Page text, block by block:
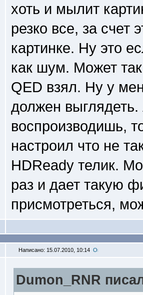
хоть и мылит
резко все, за счет
картинке. Ну это
как шум. Может
QED взял. Ну у
должен
воспроизводишь,
настроил что не
HDReady телик.
раз и дает такую
присмотреться,
Написано: 15.07.2010, 10:14
Dumon_RNR